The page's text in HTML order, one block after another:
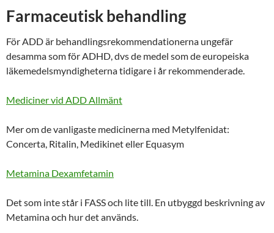
Farmaceutisk behandling
För ADD är behandlingsrekommendationerna ungefär
desamma som för ADHD, dvs de medel som de europeiska
läkemedelsmyndigheterna tidigare i år rekommenderade.
Mediciner vid ADD Allmänt
Mer om de vanligaste medicinerna med Metylfenidat:
Concerta, Ritalin, Medikinet eller Equasym
Metamina Dexamfetamin
Det som inte står i FASS och lite till. En utbyggd beskrivning av
Metamina och hur det används.